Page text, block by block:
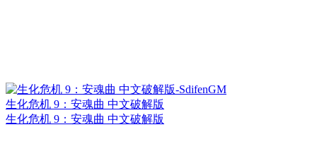
生化危机 9：安魂曲 中文破解版
生化危机 9：安魂曲 中文破解版